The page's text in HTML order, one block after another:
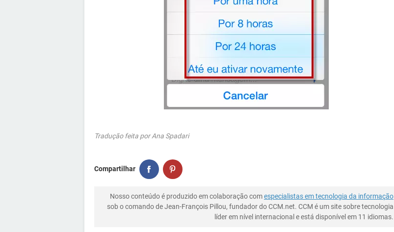
Tradução feita por Ana Spadari
Compartilhar
Nosso conteúdo é produzido em colaboração comespecialistas em tecnologia da informação
sob o comando de Jean-François Pillou, fundador do CCM.net. CCM é um site sobre tecnologia
líder em nível internacional e está disponível em 11 idiomas.